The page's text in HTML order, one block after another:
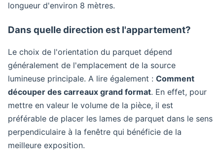
longueur d'environ 8 mètres.
Dans quelle direction est l'appartement?
Le choix de l'orientation du parquet dépend
généralement de l'emplacement de la source
lumineuse principale. A lire également : Comment
découper des carreaux grand format. En effet, pour
mettre en valeur le volume de la pièce, il est
préférable de placer les lames de parquet dans le sens
perpendiculaire à la fenêtre qui bénéficie de la
meilleure exposition.